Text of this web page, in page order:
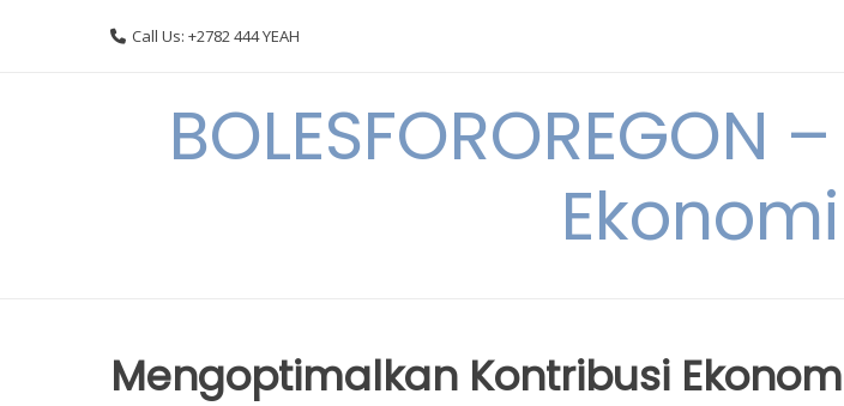
Call Us: +2782 444 YEAH
Mengoptimalkan Kontribusi